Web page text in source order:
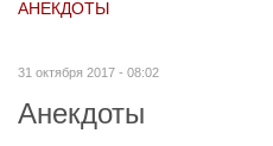
АНЕКДОТЫ
31 октября 2017 - 08:02
Анекдоты